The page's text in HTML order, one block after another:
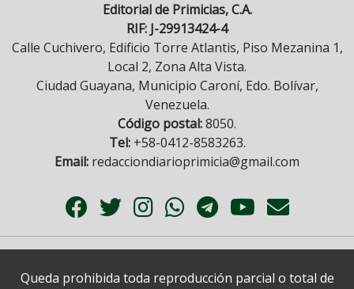
Editorial de Primicias, C.A.
RIF: J-29913424-4
Calle Cuchivero, Edificio Torre Atlantis, Piso Mezanina 1,
Local 2, Zona Alta Vista.
Ciudad Guayana, Municipio Caroní, Edo. Bolívar,
Venezuela.
Código postal:8050.
Tel:+58-0412-8583263.
Email: redacciondiarioprimicia@gmail.com
Queda prohibida toda reproducción parcial o total de